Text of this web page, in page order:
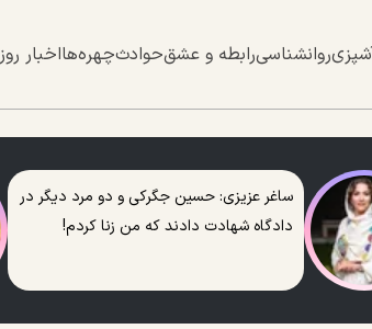
روانشناسیرابطه و عشقحوادثچهره‌هااخبار روز
ساغر عزیزی: حسین جگرکی و دو مرد دیگر در
دادگاه شهادت دادند که من زنا کردم!